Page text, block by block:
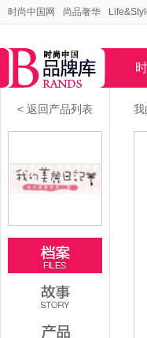
时尚中国网 尚品奢华
< 返回产品列表 我